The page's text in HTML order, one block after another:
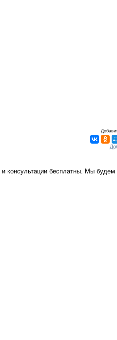
консультации бесплатны. Мы